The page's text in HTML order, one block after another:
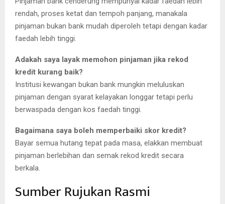
rendah, proses ketat dan tempoh panjang, manakala
pinjaman bukan bank mudah diperoleh tetapi dengan kadar
faedah lebih tinggi.
Adakah saya layak memohon pinjaman jika rekod
kredit kurang baik?
Institusi kewangan bukan bank mungkin meluluskan
pinjaman dengan syarat kelayakan longgar tetapi perlu
berwaspada dengan kos faedah tinggi.
Bagaimana saya boleh memperbaiki skor kredit?
Bayar semua hutang tepat pada masa, elakkan membuat
pinjaman berlebihan dan semak rekod kredit secara
berkala.
Sumber Rujukan Rasmi